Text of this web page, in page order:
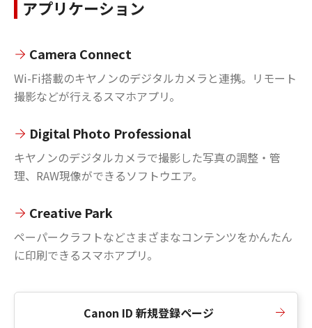
アプリケーション
Camera Connect
Wi-Fi搭載のキヤノンのデジタルカメラと連携。リモート
撮影などが行えるスマホアプリ。
Digital Photo Professional
キヤノンのデジタルカメラで撮影した写真の調整・管
理、RAW現像ができるソフトウエア。
Creative Park
ペーパークラフトなどさまざまなコンテンツをかんたん
に印刷できるスマホアプリ。
Canon ID 新規登録ページ